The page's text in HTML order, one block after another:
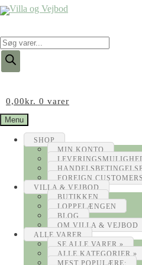
Products
search
0,00kr. 0 varer
Menu
SHOP
MIN KONTO
FOREIGN CUSTOMERS
VILLA & VEJBOD
BUTIKKEN
LOPPELÆNGEN
BLOG
OM VILLA & VEJBOD
ALLE VARER
SE ALLE VARER »
ALLE KATEGORIER »
MEST POPULÆRE: